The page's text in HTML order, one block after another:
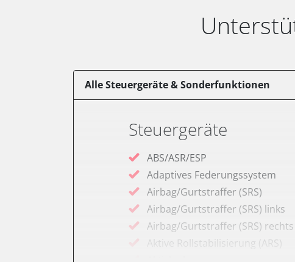
Alle Steuergeräte & Sonderfunktionen
Steuergeräte
ABS/ASR/ESP
Adaptives Federungssystem
Airbag/Gurtstraffer (SRS)
Airbag/Gurtstraffer (SRS) links
Airbag/Gurtstraffer (SRS) rechts
Aktive Rollstabilisierung (ARS)